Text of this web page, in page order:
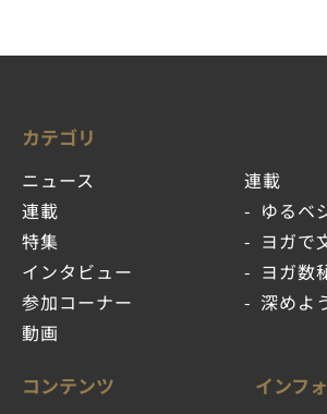
カテゴリ
ニュース
連載
特集
インタビュー
参加コーナー
動画
連載
ゆるベ
ヨガで
ヨガ数
深めよ
コンテンツ インフ